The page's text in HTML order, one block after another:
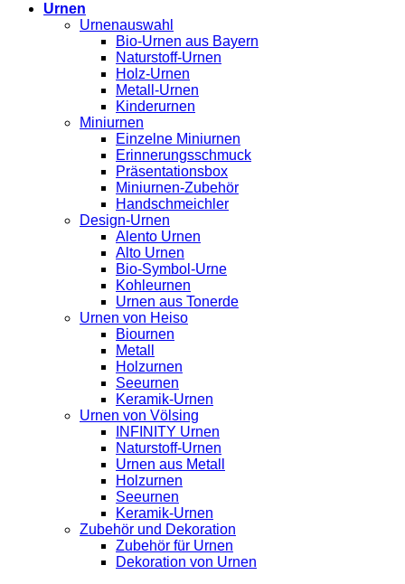
Urnen
Urnenauswahl
Bio-Urnen aus Bayern
Naturstoff-Urnen
Holz-Urnen
Metall-Urnen
Kinderurnen
Miniurnen
Einzelne Miniurnen
Erinnerungsschmuck
Präsentationsbox
Miniurnen-Zubehör
Handschmeichler
Design-Urnen
Alento Urnen
Alto Urnen
Bio-Symbol-Urne
Kohleurnen
Urnen aus Tonerde
Urnen von Heiso
Biournen
Metall
Holzurnen
Seeurnen
Keramik-Urnen
Urnen von Völsing
INFINITY Urnen
Naturstoff-Urnen
Urnen aus Metall
Holzurnen
Seeurnen
Keramik-Urnen
Zubehör und Dekoration
Zubehör für Urnen
Dekoration von Urnen